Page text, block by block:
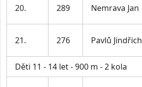
20. 289 Nemrava Jan
21. 276 Pavlů Jindřich
Děti 11 - 14 let - 900 m - 2 kola